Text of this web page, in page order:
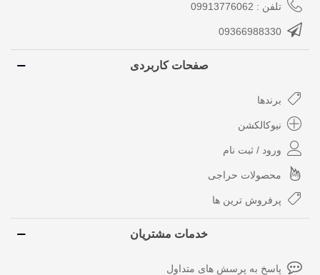
تلفن : 09913776062
09366988330
صفحات کاربردی
برندها
نیوکالکشن
ورود / ثبت نام
محصولات حراجی
پرفروش ترین ها
خدمات مشتریان
پاسخ به پرسش های متداول